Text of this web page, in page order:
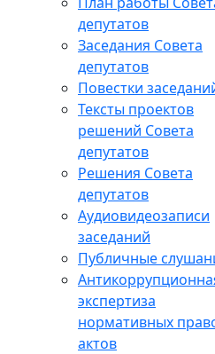
депутатов
Заседания Cовета
депутатов
Повестки
Тексты проектов
решений Совета
депутатов
Решения Совета
депутатов
Аудиовидеозаписи
заседаний
Публичные
экспертиза
нормативных
актов